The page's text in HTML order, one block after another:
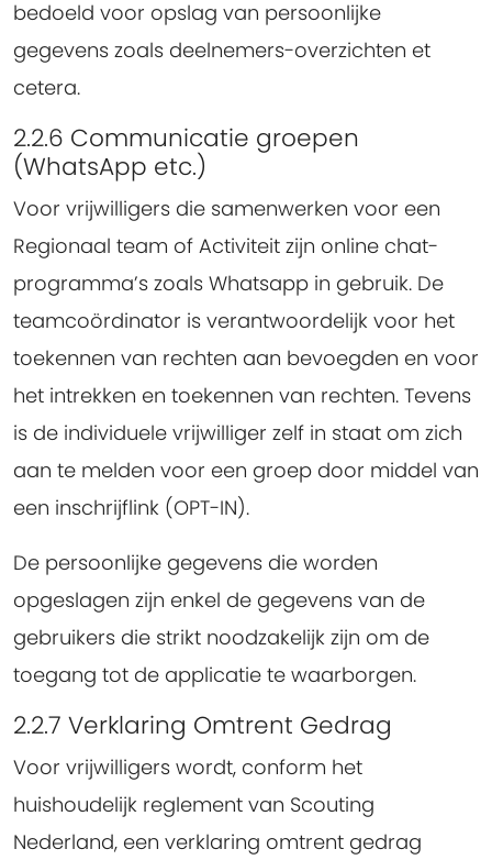
bedoeld voor opslag van persoonlijke
gegevens zoals deelnemers-overzichten et
cetera.
2.2.6 Communicatie groepen
(WhatsApp etc.)
Voor vrijwilligers die samenwerken voor een
Regionaal team of Activiteit zijn online chat-
programma’s zoals Whatsapp in gebruik. De
teamcoördinator is verantwoordelijk voor het
toekennen van rechten aan bevoegden en voor
het intrekken en toekennen van rechten. Tevens
is de individuele vrijwilliger zelf in staat om zich
aan te melden voor een groep door middel van
een inschrijflink (OPT-IN).
De persoonlijke gegevens die worden
opgeslagen zijn enkel de gegevens van de
gebruikers die strikt noodzakelijk zijn om de
toegang tot de applicatie te waarborgen.
2.2.7 Verklaring Omtrent Gedrag
Voor vrijwilligers wordt, conform het
huishoudelijk reglement van Scouting
Nederland, een verklaring omtrent gedrag